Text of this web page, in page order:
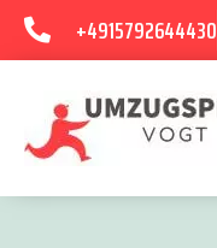
+4915792644430